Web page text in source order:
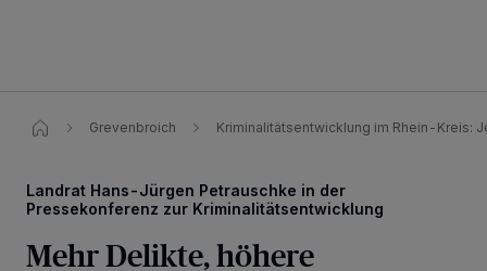
Grevenbroich Kriminalitätsentwicklung​ im Rhein-Kreis:
Landrat Hans-Jürgen Petrauschke in der
Pressekonferenz zur Kriminalitätsentwicklung
Mehr Delikte, höhere